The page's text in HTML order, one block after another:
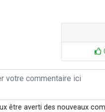
être averti des nouveaux